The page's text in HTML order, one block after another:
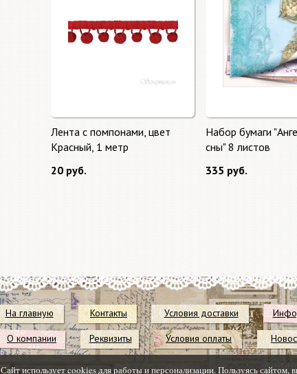
Лента с помпонами, цвет
Красный, 1 метр
20 руб.
Набор бумаги
сны" 8 листов
335 руб.
На главную Контакты Условия доставки
О компании Реквизиты Условия оплаты
Сайт использует cookies для работы и персонализации. Пользуясь сайтом,